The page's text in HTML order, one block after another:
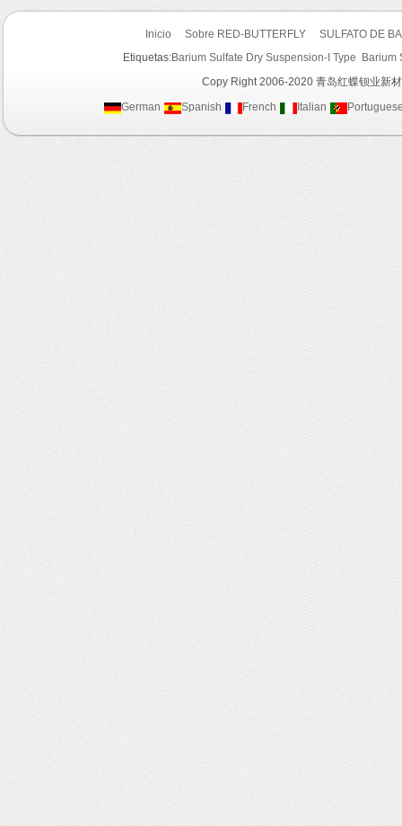
Inicio Sobre RED-BUTTERFLY
SULFATO DE
Etiquetas:Barium Sulfate Dry Suspension-I Type
Barium
Copy Right 2006-2020 青岛红蝶钡业新
German
Spanish French Italian